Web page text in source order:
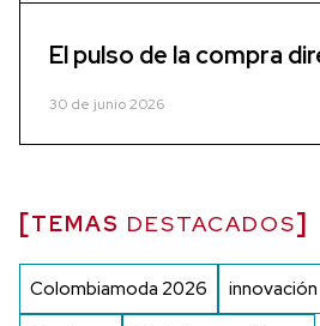
El pulso de la compra
30 de junio 2026
TEMAS DESTACADOS
Colombiamoda 2026 innovación